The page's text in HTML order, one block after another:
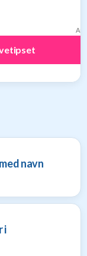
navn
i